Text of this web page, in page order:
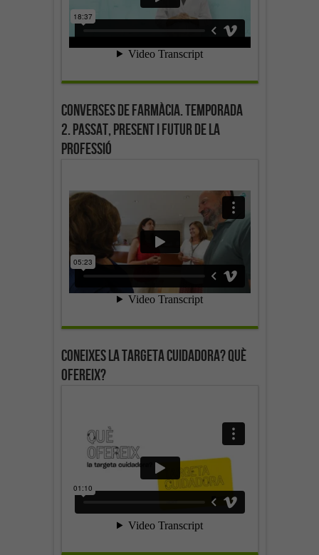
Converses de farmàcia. Temporada
2. Passat, present i futur de la
professió
Coneixes la targeta cuidadora? Què
ofereix?